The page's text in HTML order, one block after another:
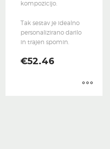
kompozicijo.
Tak sestav je idealno
personalizirano darilo
in trajen spomin.
€52.46